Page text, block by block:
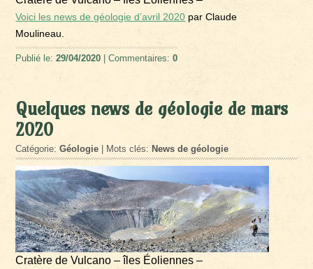
Voici les news de géologie d’avril 2020 par Claude
Moulineau.
Publié le:29/04/2020 | Commentaires:0
Quelques news de géologie de mars
2020
Catégorie:Géologie | Mots clés: News de géologie
Cratère de Vulcano – îles Éoliennes –